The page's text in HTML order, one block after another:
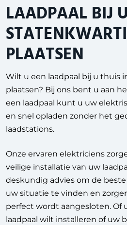
LAADPAAL BIJ
PLAATSEN
Wilt u een laadpaal bij u thuis
plaatsen? Bij ons bent u aan
een laadpaal kunt u uw
en snel opladen zonder het
laadstations.
Onze ervaren elektriciens
veilige installatie van uw
deskundig advies om de
uw situatie te vinden en
perfect wordt aangesloten. Of
laadpaal wilt installeren of uw